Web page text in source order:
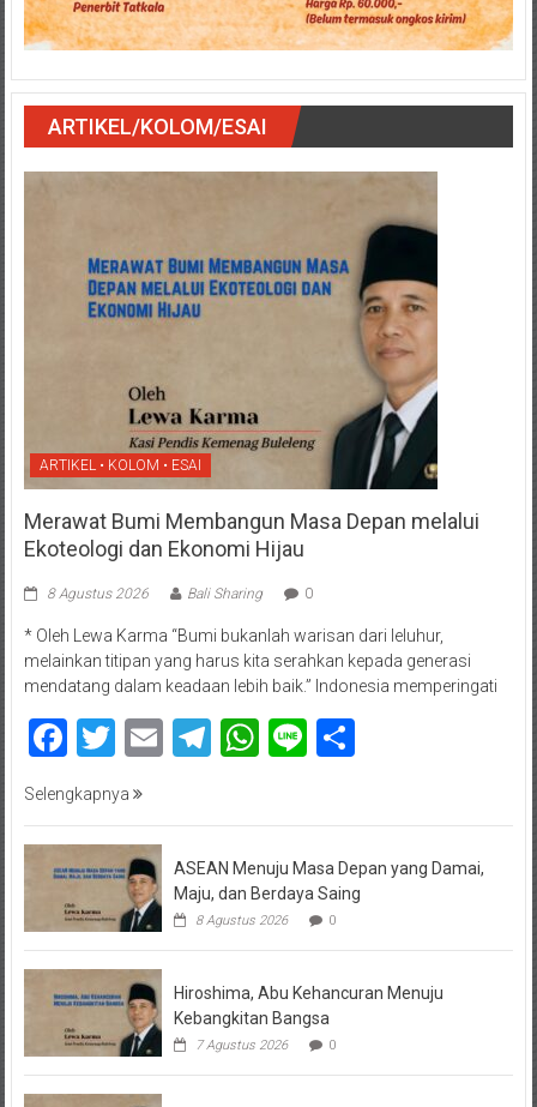
ARTIKEL/KOLOM/ESAI
ARTIKEL • KOLOM • ESAI
Merawat Bumi Membangun Masa Depan melalui
Ekoteologi dan Ekonomi Hijau
8 Agustus 2026 Bali Sharing 0
* Oleh Lewa Karma “Bumi bukanlah warisan dari leluhur,
melainkan titipan yang harus kita serahkan kepada generasi
mendatang dalam keadaan lebih baik.” Indonesia memperingati
Facebook
Twitter
EmailTelegram
WhatsApp
LineShare
Selengkapnya
ASEAN Menuju Masa Depan yang Damai,
Maju, dan Berdaya Saing
8 Agustus 2026 0
Hiroshima, Abu Kehancuran Menuju
Kebangkitan Bangsa
7 Agustus 2026 0